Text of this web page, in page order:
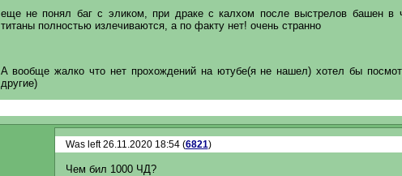
еще не понял баг с эликом, при драке с калхом после выстрелов башен в
титаны полностью излечиваются, а по факту нет! очень странно
А вообще жалко что нет прохождений на ютубе(я не нашел) хотел бы
другие)
Was left 26.11.2020 18:54 (6821)
Чем бил 1000 ЧД?